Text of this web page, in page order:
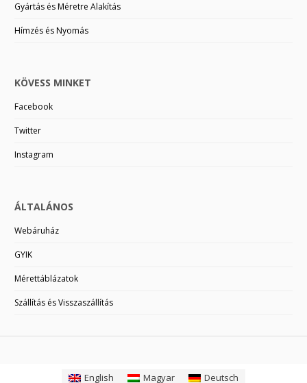
Gyártás és Méretre Alakítás
Hímzés és Nyomás
KÖVESS MINKET
Facebook
Twitter
Instagram
ÁLTALÁNOS
Webáruház
GYIK
Mérettáblázatok
Szállítás és Visszaszállítás
English Magyar Deutsch